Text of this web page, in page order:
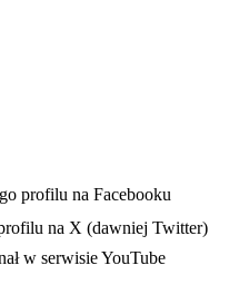
karcie
profilu na Facebooku
na X (dawniej Twitter)
karcie
w serwisie YouTube